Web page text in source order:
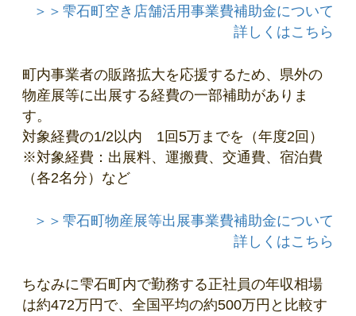
＞＞雫石町空き店舗活用事業費補助金について
詳しくはこちら
町内事業者の販路拡大を応援するため、県外の
物産展等に出展する経費の一部補助がありま
す。
対象経費の1/2以内 1回5万までを（年度2回）
※対象経費：出展料、運搬費、交通費、宿泊費
（各2名分）など
＞＞雫石町物産展等出展事業費補助金について
詳しくはこちら
ちなみに雫石町内で勤務する正社員の年収相場
は約472万円で、全国平均の約500万円と比較す